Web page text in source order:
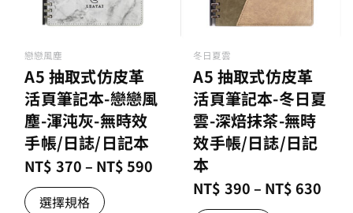
戀戀風塵
A5 抽取式仿皮革
活頁筆記本-戀戀風
塵-渾沌灰-無時效
手帳/日誌/日記本
NT$ 370– NT$ 590
選擇規格
冬日夏雲
A5 抽取式仿皮革
活頁筆記本-冬日夏
雲-深焙抹茶-無時
效手帳/日誌/日記
本
NT$ 390– NT$ 630